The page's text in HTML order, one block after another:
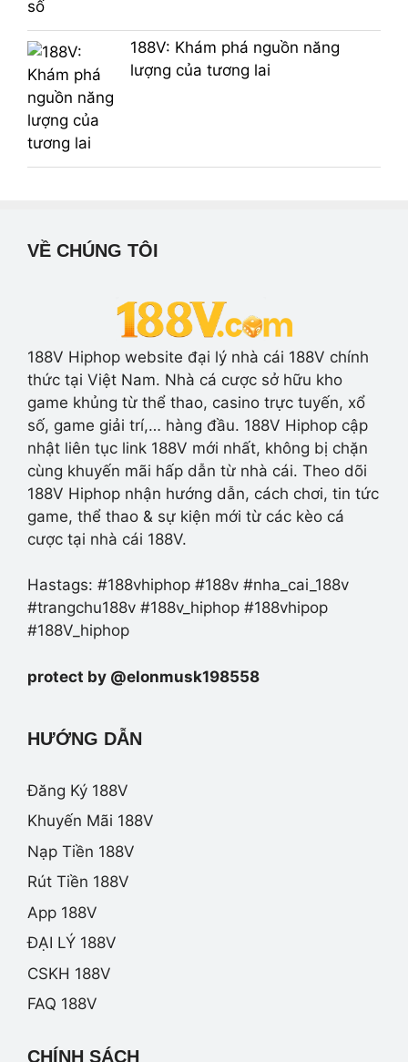
188V: Khám phá nguồn năng
lượng của tương lai
VỀ CHÚNG TÔI
188V Hiphop website đại lý nhà cái 188V chính
thức tại Việt Nam. Nhà cá cược sở hữu kho
game khủng từ thể thao, casino trực tuyến, xổ
số, game giải trí,… hàng đầu. 188V Hiphop cập
nhật liên tục link 188V mới nhất, không bị chặn
cùng khuyến mãi hấp dẫn từ nhà cái. Theo dõi
188V Hiphop nhận hướng dẫn, cách chơi, tin tức
game, thể thao & sự kiện mới từ các kèo cá
cược tại nhà cái 188V.
Hastags: #188vhiphop #188v #nha_cai_188v
#trangchu188v #188v_hiphop #188vhipop
#188V_hiphop
protect by @elonmusk198558
HƯỚNG DẪN
Đăng Ký 188V
Khuyến Mãi 188V
Nạp Tiền 188V
Rút Tiền 188V
App 188V
ĐẠI LÝ 188V
CSKH 188V
FAQ 188V
CHÍNH SÁCH